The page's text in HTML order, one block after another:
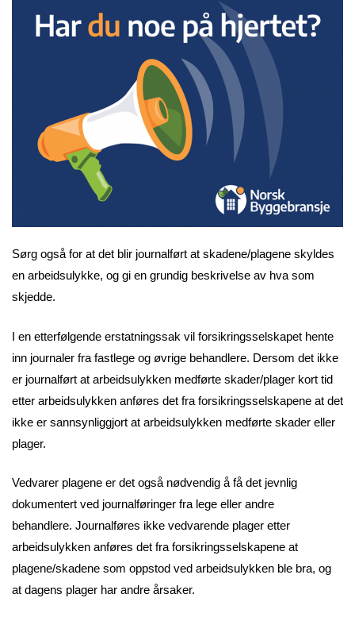
Sørg også for at det blir journalført at skadene/plagene skyldes
en arbeidsulykke, og gi en grundig beskrivelse av hva som
skjedde.
I en etterfølgende erstatningssak vil forsikringsselskapet hente
inn journaler fra fastlege og øvrige behandlere. Dersom det ikke
er journalført at arbeidsulykken medførte skader/plager kort tid
etter arbeidsulykken anføres det fra forsikringsselskapene at det
ikke er sannsynliggjort at arbeidsulykken medførte skader eller
plager.
Vedvarer plagene er det også nødvendig å få det jevnlig
dokumentert ved journalføringer fra lege eller andre
behandlere. Journalføres ikke vedvarende plager etter
arbeidsulykken anføres det fra forsikringsselskapene at
plagene/skadene som oppstod ved arbeidsulykken ble bra, og
at dagens plager har andre årsaker.